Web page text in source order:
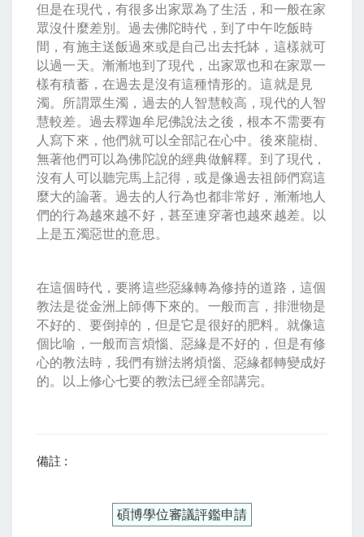
但是在現代，有很多出家眾為了生活，和一般在家
眾沒什麼差別。過去佛陀時代，到了中午吃飯時
間，有施主送飯過來或是自己出去托缽，這樣就可
以過一天。漸漸地到了現代，出家眾也和在家眾一
樣有積蓄，在過去是沒有這種情形的。這就是見
濁。所謂眾生濁，過去的人智慧較高，現代的人智
慧較差。過去釋迦牟尼佛說法之後，根本不需要有
人寫下來，他們就可以全部記在心中。後來龍樹、
無著他們可以為佛陀說的經典做解釋。到了現代，
沒有人可以聽完馬上記得，或是像過去祖師們寫這
麼大的論著。過去的人行為也都非常好，漸漸地人
們的行為越來越不好，甚至連穿著也越來越差。以
上是五濁惡世的意思。
在這個時代，要將這些惡緣轉為修持的道路，這個
教法是從金洲上師傳下來的。一般而言，排泄物是
不好的、要倒掉的，但是它是很好的肥料。就像這
個比喻，一般而言煩惱、惡緣是不好的，但是有修
心的教法時，我們有辦法將煩惱、惡緣都轉變成好
的。以上修心七要的教法已經全部講完。
備註 :
碩博學位審議評鑑申請